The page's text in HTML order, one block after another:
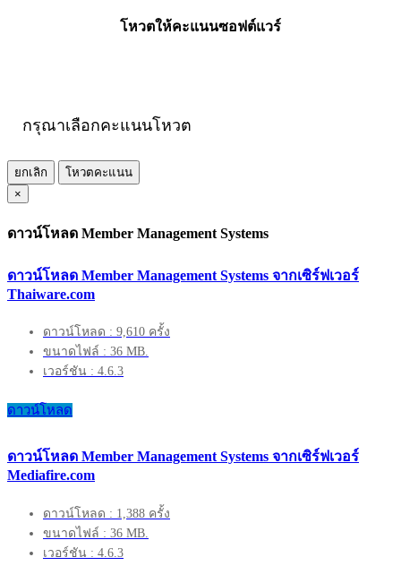
โหวตให้คะแนนซอฟต์แวร์
กรุณาเลือกคะแนนโหวต
ยกเลิก
โหวตคะแนน
×
ดาวน์โหลด Member Management Systems
ดาวน์โหลด Member Management Systems จากเซิร์ฟเวอร์
Thaiware.com
ดาวน์โหลด : 9,610 ครั้ง
ขนาดไฟล์ : 36 MB.
เวอร์ชัน : 4.6.3
ดาวน์โหลด
ดาวน์โหลด Member Management Systems จากเซิร์ฟเวอร์
Mediafire.com
ดาวน์โหลด : 1,388 ครั้ง
ขนาดไฟล์ : 36 MB.
เวอร์ชัน : 4.6.3